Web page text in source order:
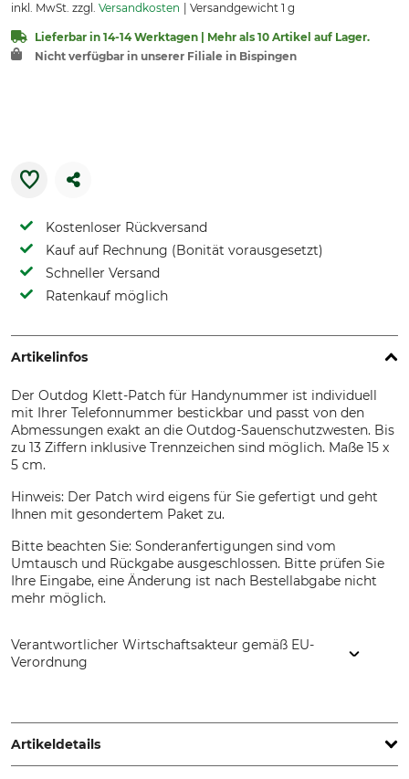
inkl. MwSt. zzgl. Versandkosten Versandgewicht 1 g
Lieferbar in 14-14 Werktagen | Mehr als 10 Artikel auf Lager.
Nicht verfügbar in unserer Filiale in Bispingen
Kostenloser Rückversand
Kauf auf Rechnung (Bonität vorausgesetzt)
Schneller Versand
Ratenkauf möglich
Artikelinfos
Der Outdog Klett-Patch für Handynummer ist individuell
mit Ihrer Telefonnummer bestickbar und passt von den
Abmessungen exakt an die Outdog-Sauenschutzwesten. Bis
zu 13 Ziffern inklusive Trennzeichen sind möglich. Maße 15 x
5 cm.
Hinweis: Der Patch wird eigens für Sie gefertigt und geht
Ihnen mit gesondertem Paket zu.
Bitte beachten Sie: Sonderanfertigungen sind vom
Umtausch und Rückgabe ausgeschlossen. Bitte prüfen Sie
Ihre Eingabe, eine Änderung ist nach Bestellabgabe nicht
mehr möglich.
Verantwortlicher Wirtschaftsakteur gemäß EU-
Verordnung
Germany, www.outdog.org
Artikeldetails